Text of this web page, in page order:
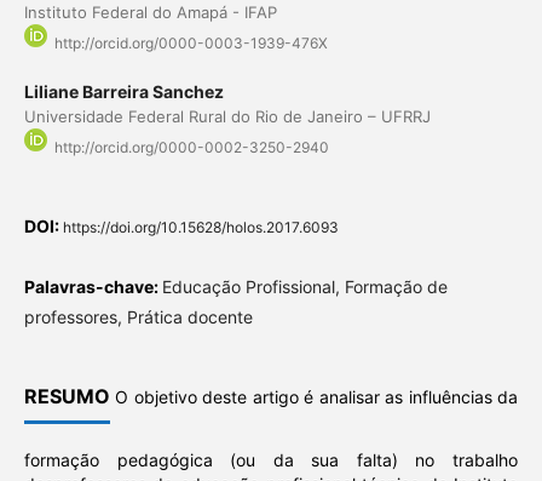
Instituto Federal do Amapá - IFAP
http://orcid.org/0000-0003-1939-476X
Liliane Barreira Sanchez
Universidade Federal Rural do Rio de Janeiro – UFRRJ
http://orcid.org/0000-0002-3250-2940
DOI: https://doi.org/10.15628/holos.2017.6093
Palavras-chave: Educação Profissional, Formação de
professores, Prática docente
RESUMO O objetivo deste artigo é analisar as influências da
formação pedagógica (ou da sua falta) no trabalho